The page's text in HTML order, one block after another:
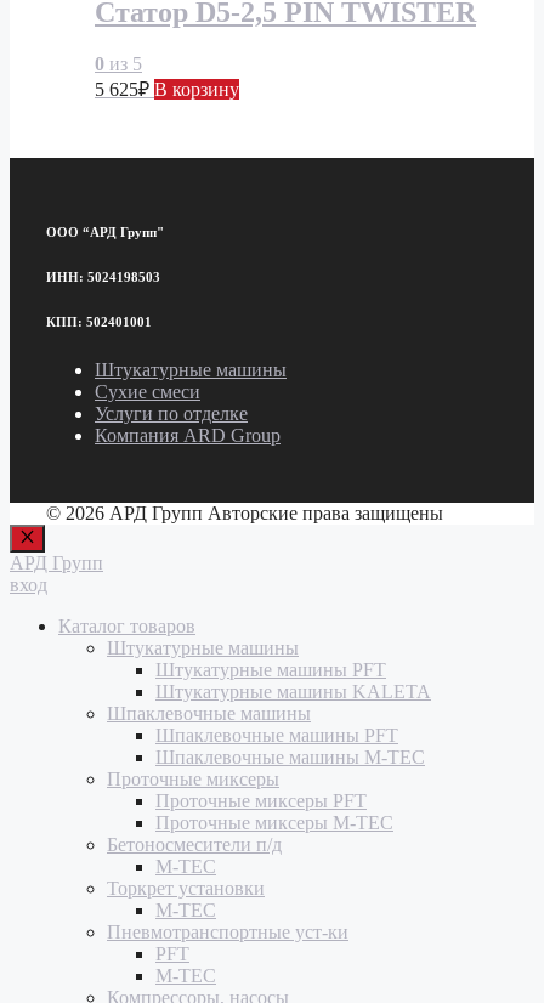
Статор D5-2,5 PIN TWISTER
0 из 5
5 625₽ В корзину
ООО “АРД Групп"
ИНН: 5024198503
КПП: 502401001
Штукатурные машины
Сухие смеси
Услуги по отделке
Компания ARD Group
© 2026 АРД Групп Авторские права защищены
Закрыть
АРД Групп
вход
Каталог товаров
Штукатурные машины
Штукатурные машины PFT
Штукатурные машины KALETA
Шпаклевочные машины
Шпаклевочные машины PFT
Шпаклевочные машины M-TEC
Проточные миксеры
Проточные миксеры PFT
Проточные миксеры M-TEC
Бетоносмесители п/д
M-TEC
Торкрет установки
M-TEC
Пневмотранспортные уст-ки
PFT
M-TEC
Компрессоры, насосы